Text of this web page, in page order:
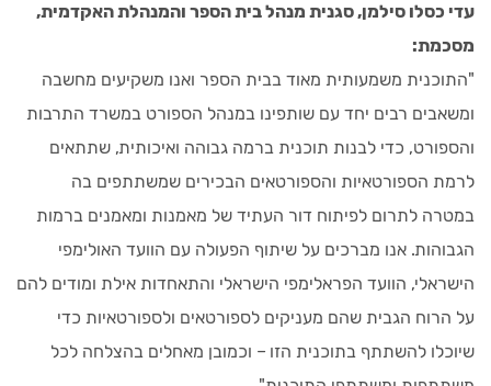
עדי כסלו סילמן, סגנית מנהל בית הספר והמנהלת האקדמית,
מסכמת:
"התוכנית משמעותית מאוד בבית הספר ואנו משקיעים מחשבה
ומשאבים רבים יחד עם שותפינו במנהל הספורט במשרד התרבות
והספורט, כדי לבנות תוכנית ברמה גבוהה ואיכותית, שתתאים
לרמת הספורטאיות והספורטאים הבכירים שמשתתפים בה
במטרה לתרום לפיתוח דור העתיד של מאמנות ומאמנים ברמות
הגבוהות. אנו מברכים על שיתוף הפעולה עם הוועד האולימפי
הישראלי, הוועד הפראלימפי הישראלי והתאחדות אילת ומודים להם
על הרוח הגבית שהם מעניקים לספורטאים ולספורטאיות כדי
שיוכלו להשתתף בתוכנית הזו – וכמובן מאחלים בהצלחה לכל